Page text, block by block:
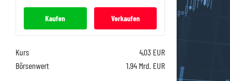
Kaufen Verkaufen
Kurs 4,03 EUR
Börsenwert
1,94 Mrd. EUR